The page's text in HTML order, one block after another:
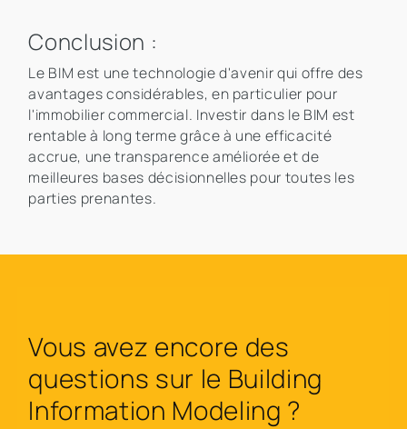
Conclusion :
Le BIM est une technologie d'avenir qui offre des
avantages considérables, en particulier pour
l'immobilier commercial. Investir dans le BIM est
rentable à long terme grâce à une efficacité
accrue, une transparence améliorée et de
meilleures bases décisionnelles pour toutes les
parties prenantes.
Vous avez encore des
questions sur le Building
Information Modeling ?